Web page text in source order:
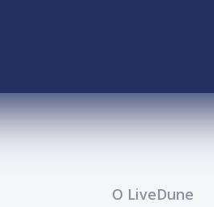
О LiveDune